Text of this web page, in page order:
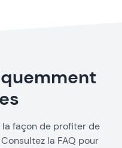
la façon de profiter de
la FAQ pour